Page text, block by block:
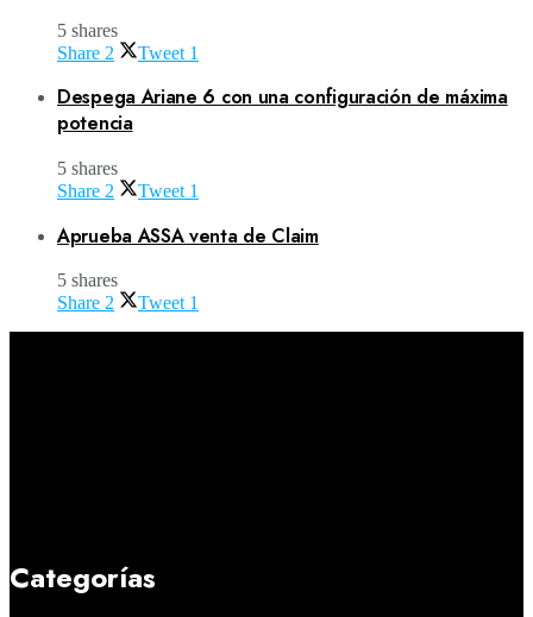
5 shares
Share 2 Tweet 1
Despega Ariane 6 con una configuración de máxima
potencia
5 shares
Share 2 Tweet 1
Aprueba ASSA venta de Claim
5 shares
Share 2 Tweet 1
Categorías